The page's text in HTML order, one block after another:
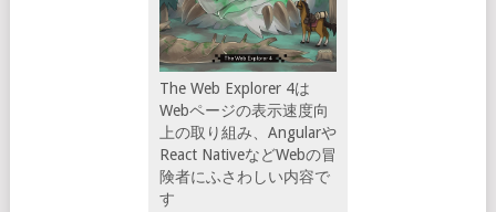
The Web Explorer 4は
Webページの表示速度向
上の取り組み、Angularや
React NativeなどWebの冒
険者にふさわしい内容で
す